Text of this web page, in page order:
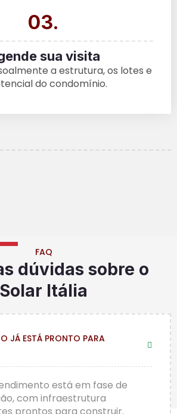
03.
sua visita
a estrutura, os lotes e
do condomínio.
JÁ ESTÁ PRONTO PARA
está em fase de
com infraestrutura
FAQ
dúvidas sobre o
Solar Itália